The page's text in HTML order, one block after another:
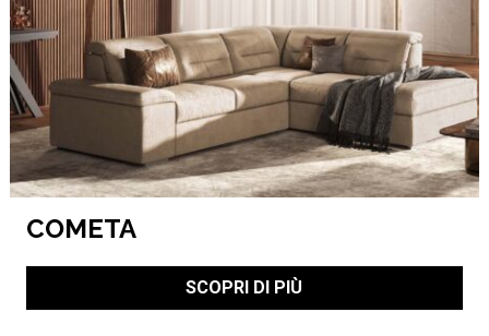
COMETA
SCOPRI DI PIÙ